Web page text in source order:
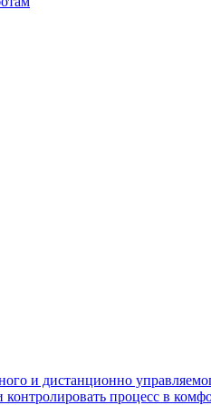
и дистанционно
процесс в